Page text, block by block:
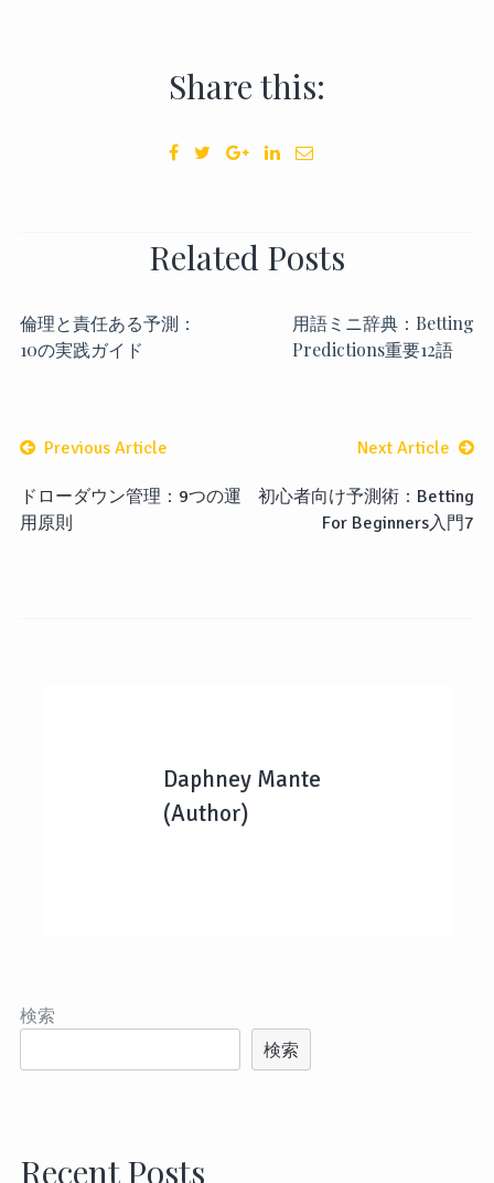
Share this:
Related Posts
倫理と責任ある予測：
10の実践ガイド
用語ミニ辞典：Betting
Predictions重要12語
Previous Article
ドローダウン管理：9つの運
用原則
Next Article
初心者向け予測術：Betting
For Beginners入門7
Daphney Mante
(Author)
検索
検索
Recent Posts